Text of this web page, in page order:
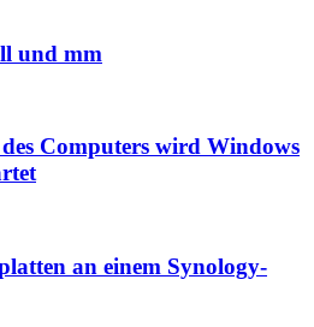
und mm
Computers wird Windows
an einem Synology-